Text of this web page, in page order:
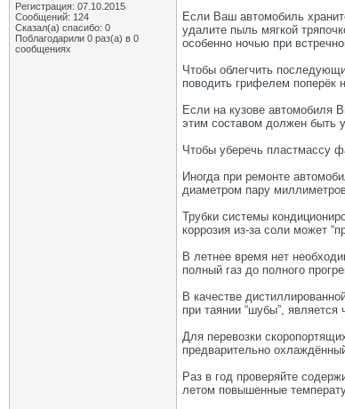
Регистрация: 07.10.2015
Сообщений: 124
Сказал(а) спасибо: 0
Поблагодарили 0 раз(а) в 0
сообщениях
Если Ваш автомобиль
удалите пыль мягкой
особенно ночью при
Чтобы облегчить
поводить грифелем поперёк
Если на кузове автомобиля
этим составом должен быть
Чтобы уберечь пластмассу
Иногда при ремонте
диаметром пару
Трубки системы
коррозия из-за соли может
В летнее время нет
полный газ до полного
В качестве
при таянии “шубы”,
Для перевозки
предварительно
Раз в год проверяйте
летом повышенные